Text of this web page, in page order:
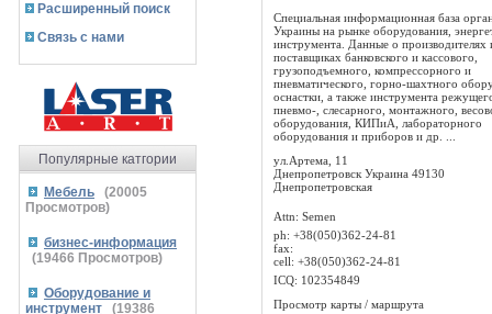
Расширенный поиск
Связь с нами
Популярные катгории
Мебель (20005
Просмотров)
бизнес-информация
(19466 Просмотров)
Оборудование и
инструмент
(19386
Специальная информационная база
Украины на рынке оборудования,
инструмента. Данные о производителях
поставщиках банковского и кассового,
грузоподъемного, компрессорного и
пневматического, горно-шахтного
оснастки, а также инструмента
пневмо-, слесарного, монтажного,
оборудования, КИПиА, лабораторного
оборудования и приборов и др. ...
ул.Артема, 11
Днепропетровск Украина 49130
Днепропетровская
Attn: Semen
ph: +38(050)362-24-81
fax:
cell: +38(050)362-24-81
ICQ: 102354849
Просмотр карты / маршрута